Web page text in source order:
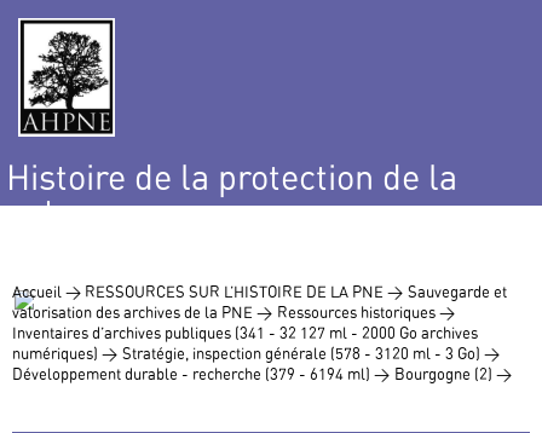
Histoire de la protection de la
nature
Accueil > RESSOURCES SUR L’HISTOIRE DE LA PNE > Sauvegarde et
valorisation des archives de la PNE > Ressources historiques >
Inventaires d’archives publiques (341 - 32 127 ml - 2000 Go archives
numériques) > Stratégie, inspection générale (578 - 3120 ml - 3 Go) >
Développement durable - recherche (379 - 6194 ml) > Bourgogne (2) >